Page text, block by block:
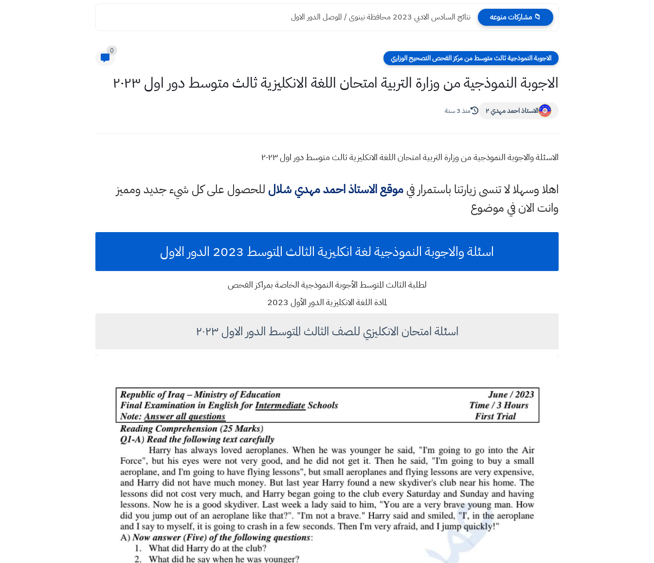
📁 مشاركات منوعه نتائج السادس الادبي 2023 محافظة نينوى / الموصل الدور الاول
الاجوبة النموذجية ثالث متوسط من مركز الفحص التصحيح الوزاري
0
الاجوبة النموذجية من وزارة التربية امتحان اللغة الانكليزية ثالث متوسط دور اول ٢٠٢٣
الاستاذ احمد مهدي ٢ منذ 3 سنة
الاسئلة والاجوبة النموذجية من وزارة التربية امتحان اللغة الانكليزية ثالث متوسط دور اول ٢٠٢٣
اهلا وسهلالا تنسى زيارتنا باستمرار فيموقع الاستاذ احمد مهدي شلال للحصول على كل شيء جديد ومميز
وانت الان في موضوع
اسئلة والاجوبة النموذجية لغة انكليزية الثالث المتوسط 2023 الدور الاول
لطلبة الثالث المتوسط الأجوبة النموذجية الخاصة بمراكز الفحص
لمادة اللغة الانكليزية الدور الأول 2023
اسئلة امتحان الانكليزي للصف الثالث المتوسط الدور الاول ٢٠٢٣